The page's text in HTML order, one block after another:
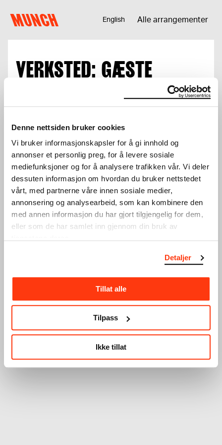
Denne nettsiden bruker cookies
Vi bruker informasjonskapsler for å gi innhold og
annonser et personlig preg, for å levere sosiale
mediefunksjoner og for å analysere trafikken vår. Vi deler
dessuten informasjon om hvordan du bruker nettstedet
vårt, med partnerne våre innen sosiale medier,
annonsering og analysearbeid, som kan kombinere den
med annen informasjon du har gjort tilgjengelig for dem,
eller som de har samlet inn gjennom din bruk av
Detaljer
Tillat alle
Tilpass
Ikke tillat
MUNCH English Alle arrangementer
VERKSTED: GÆSTE
VENNER
Verkstedet passer for unge i målgruppen 14 -
23 år
0 kr
Logg inn for å benytte deg av
medlemsrabatter. Logg inn